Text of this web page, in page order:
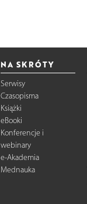
NA SKRÓTY
Serwisy
Czasopisma
Książki
eBooki
Konferencje i
webinary
e-Akademia
Mednauka